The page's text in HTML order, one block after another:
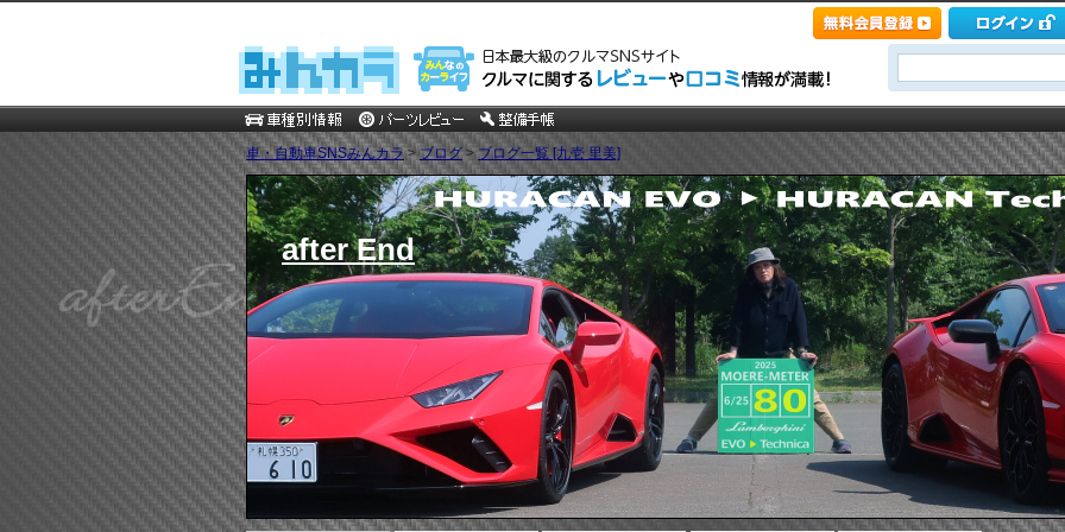
車・自動車SNSみんカラ>ブログ>ブログ一覧 [九壱 里美]
after End